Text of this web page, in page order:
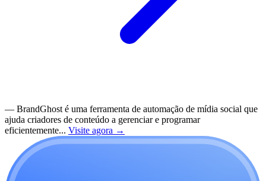
— BrandGhost é uma ferramenta de automação de mídia social que
ajuda criadores de conteúdo a gerenciar e programar
eficientemente... Visite agora →